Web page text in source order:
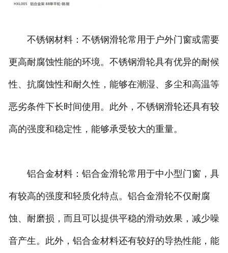
不锈钢材料：不锈钢滑轮常用于户外门窗或需要
更高耐腐蚀性能的环境。不锈钢滑轮具有优异的耐候
性、抗腐蚀性和耐久性，能够在潮湿、多尘和高温等
恶劣条件下长时间使用。此外，不锈钢滑轮还具有较
高的强度和稳定性，能够承受较大的重量。
铝合金材料：铝合金滑轮常用于中小型门窗，具
有较高的强度和轻质化特点。铝合金滑轮不仅耐腐
蚀、耐磨损，而且可以提供平稳的滑动效果，减少噪
音产生。此外，铝合金材料还有较好的导热性能，能